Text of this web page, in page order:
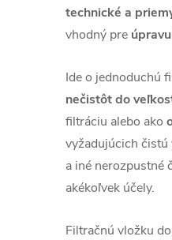
technické a
vhodný pre
Ide o jednoduchú
nečistôtdo
filtráciu alebo ako
vyžadujúcich čistú
a iné nerozpustné
akékoľvek účely.
Filtračnú vložku